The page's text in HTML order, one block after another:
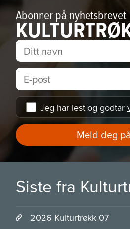
Abonner på nyhetsbrevet
Jeg har lest og godtar
Meld deg
Siste fra
2026 Kulturtrøkk 07